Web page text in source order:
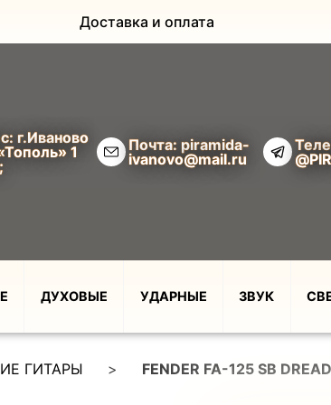
Доставка и оплата
г.Иваново
1
Почта: piramida-
ivanovo@mail.ru
ДУХОВЫЕ УДАРНЫЕ ЗВУК
ГИТАРЫ > FENDER FA-125 SB